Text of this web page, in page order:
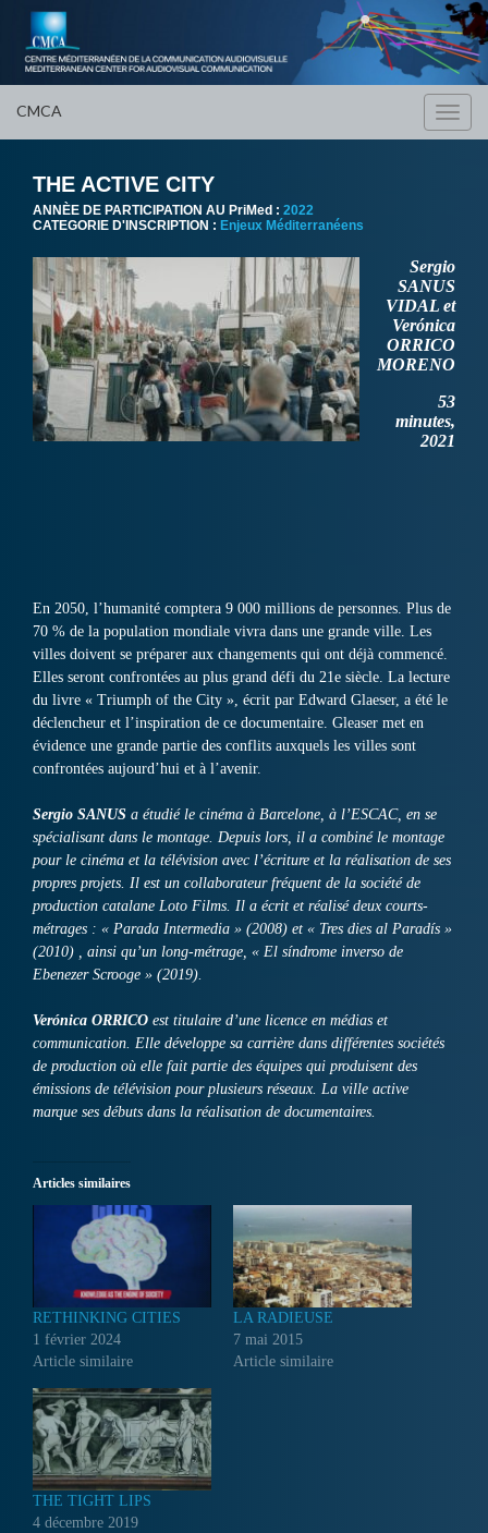
CMCA
THE ACTIVE CITY
ANNÈE DE PARTICIPATION AU PriMed : 2022
CATEGORIE D'INSCRIPTION : Enjeux Méditerranéens
Sergio
SANUS
VIDAL et
Verónica
ORRICO
MORENO
53
minutes,
2021
En 2050, l’humanité comptera 9 000 millions de personnes. Plus de
70 % de la population mondiale vivra dans une grande ville. Les
villes doivent se préparer aux changements qui ont déjà commencé.
Elles seront confrontées au plus grand défi du 21e siècle. La lecture
du livre « Triumph of the City », écrit par Edward Glaeser, a été le
déclencheur et l’inspiration de ce documentaire. Gleaser met en
évidence une grande partie des conflits auxquels les villes sont
confrontées aujourd’hui et à l’avenir.
Sergio SANUS a étudié le cinéma à Barcelone, à l’ESCAC, en se
spécialisant dans le montage. Depuis lors, il a combiné le montage
pour le cinéma et la télévision avec l’écriture et la réalisation de ses
propres projets. Il est un collaborateur fréquent de la société de
production catalane Loto Films. Il a écrit et réalisé deux courts-
métrages : « Parada Intermedia » (2008) et « Tres dies al Paradís »
(2010) , ainsi qu’un long-métrage, « El síndrome inverso de
Ebenezer Scrooge » (2019).
Verónica ORRICO est titulaire d’une licence en médias et
communication. Elle développe sa carrière dans différentes sociétés
de production où elle fait partie des équipes qui produisent des
émissions de télévision pour plusieurs réseaux. La ville active
marque ses débuts dans la réalisation de documentaires.
Articles similaires
RETHINKING CITIES
1 février 2024
Article similaire
LA RADIEUSE
7 mai 2015
Article similaire
THE TIGHT LIPS
4 décembre 2019